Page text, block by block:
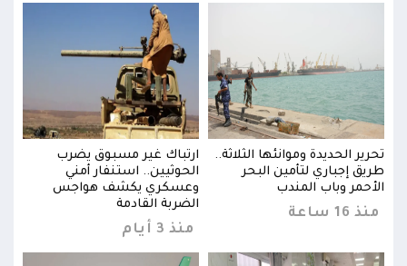
تحرير الحديدة وموانئها الثلاثة..
طريق إجباري لتأمين البحر
الأحمر وباب المندب
منذ 16 ساعة
ارتباك غير مسبوق يضرب
الحوثيين.. استنفار أمني
وعسكري يكشف هواجس
الضربة القادمة
منذ 3 أيام